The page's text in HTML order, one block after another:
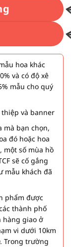
hoa khác
và có độ xê
mẫu cho quý
và banner
mà bạn chọn,
đó hoặc hoa
một số mùa hồ
sẽ cố gắng
mẫu khách đã
phẩm được
thành phố
hàng giao ở
vi dưới 10km
Trong trường